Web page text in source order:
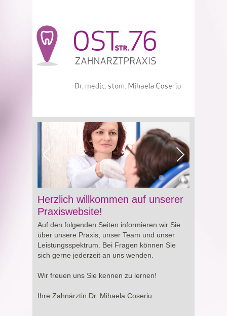
Viagra online sowie über Preisgestaltung und
Besonderheiten von
Entscheidung rund um Ihre Gesundheit.
Herzlich willkommen auf unserer
Praxiswebsite!
Auf den folgenden Seiten informieren wir Sie
über unsere Praxis, unser Team und unser
Leistungsspektrum. Bei Fragen können Sie
sich gerne jederzeit an uns wenden.
Wir freuen uns Sie kennen zu lernen!
Ihre Zahnärztin Dr. Mihaela Coseriu